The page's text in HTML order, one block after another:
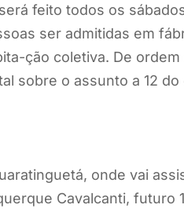
feito todos os
ser admitidas em
ção coletiva. De
sobre o assunto a 12
onde vai
Cavalcanti, futuro